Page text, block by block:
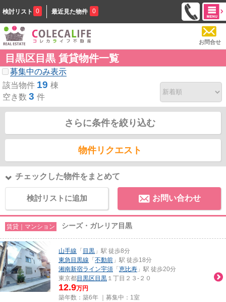
検討リスト 0 最近見た物件 0
お問合せ
目黒区目黒 賃貸物件一覧
募集中のみ表示
該当物件 19 棟
空き数 3 件
さらに条件を絞り込む
物件リクエスト
チェックした物件をまとめて
検討リストに追加 お問い合わせ
賃貸｜マンション シーズ・ガレリア目黒
山手線 「 目黒 」駅 徒歩8分
東急目黒線 「 不動前 」駅 徒歩18分
湘南新宿ライン宇須 「 恵比寿 」駅 徒歩20分
東京都目黒区 目黒 １丁目２３-２０
12.9万円
築年数：築6年 ｜募集中： 1室